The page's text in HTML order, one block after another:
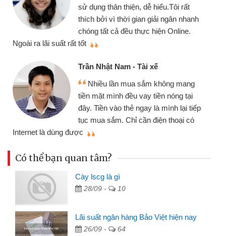
dụng thân thiện, dễ hiểu.Tôi rất
bởi vì thời gian giải ngân nhanh
tất cả đều thực hiện Online.
Nhật Nam - Tài xế
Nhiều lần mua sắm không mang
mặt mình đều vay tiền nóng tại
Tiền vào thẻ ngay là mình lại tiếp
mua sắm. Chỉ cần điện thoại có
Có thể bạn quan tâm?
Cày lscg là gì
28/09 - 10
Lãi suất ngân hàng Bảo Việt hiện nay
26/09 - 64